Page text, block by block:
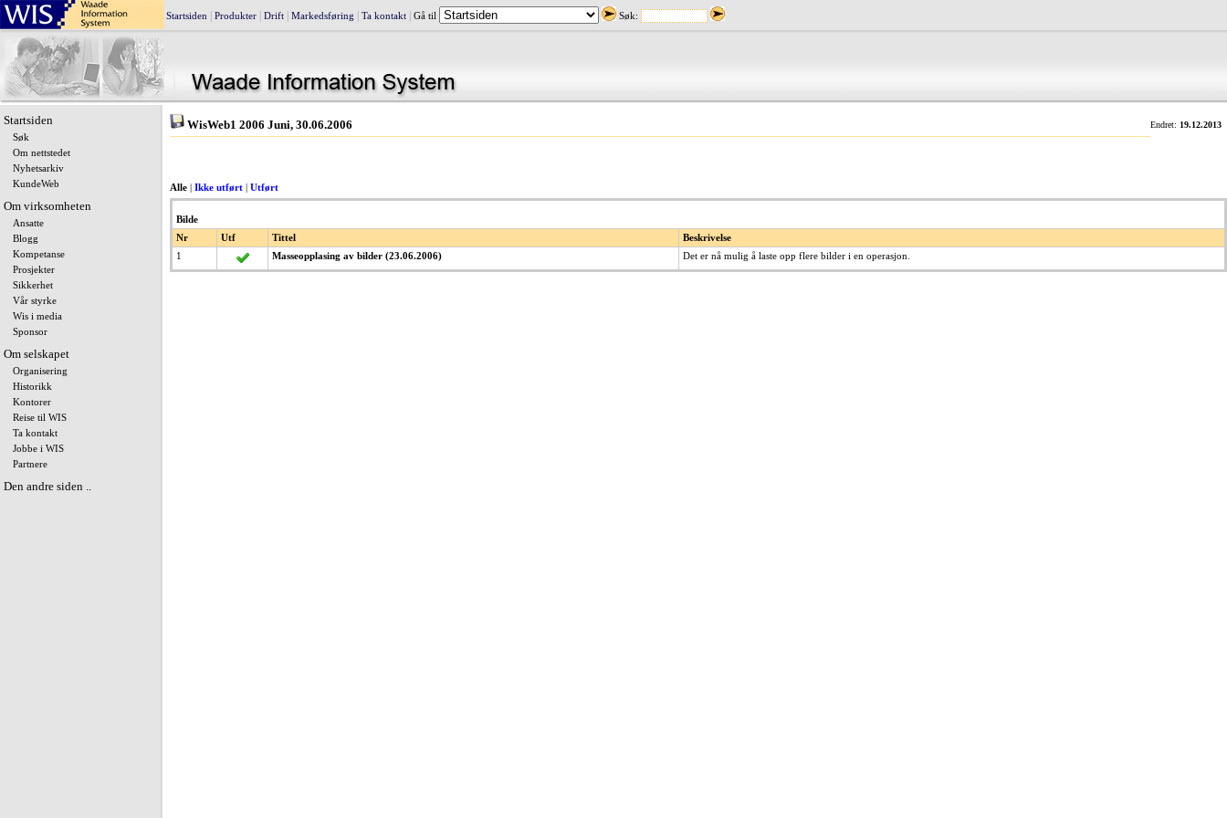
Startsiden Produkter Drift Markedsføring Ta kontakt Gå til Søk:
Startsiden
Søk
Om nettstedet
Nyhetsarkiv
KundeWeb
Om virksomheten
Ansatte
Blogg
Kompetanse
Prosjekter
Sikkerhet
Vår styrke
Wis i media
Sponsor
Om selskapet
Organisering
Historikk
Kontorer
Reise til WIS
Ta kontakt
Jobbe i WIS
Partnere
Den andre siden ..
WisWeb1 2006 Juni, 30.06.2006 Endret: 19.12.2013
Alle Ikke utført Utført
Bilde
Nr
Utf Tittel
Beskrivelse
1
Masseopplasing av bilder (23.06.2006) Det er nå mulig å laste opp flere bilder i en operasjon.